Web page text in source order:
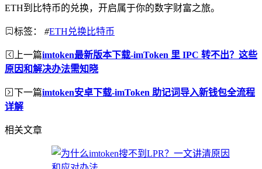
ETH到比特币的兑换，开启属于你的数字财富之旅。
标签： #ETH兑换比特币
上一篇imtoken最新版本下载-imToken 里 IPC 转不出？这些
原因和解决办法需知晓
下一篇imtoken安卓下载-imToken 助记词导入新钱包全流程
详解
相关文章